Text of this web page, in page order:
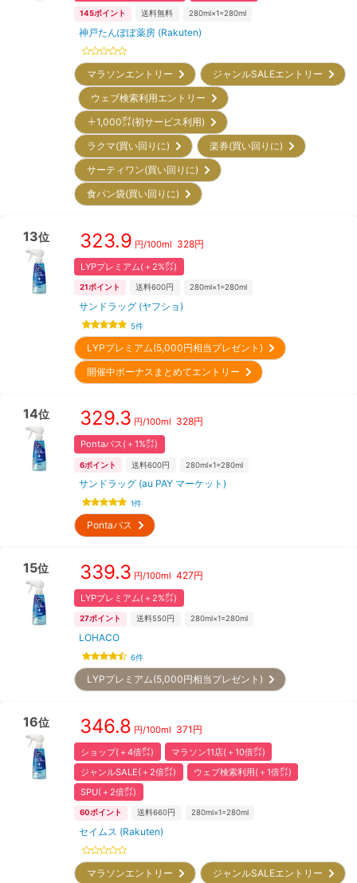
145ポイント 送料無料 280ml×1=280ml
神戸たんぽぽ薬房 (Rakuten)
マラソンエントリー
ジャンルSALEエントリー
ウェブ検索利用エントリー
＋1,000㌽(初サービス利用)
ラクマ(買い回りに)
楽券(買い回りに)
サーティワン(買い回りに)
食パン袋(買い回りに)
13位 323.9 円/100ml 328円
LYPプレミアム(＋2%㌽)
21ポイント 送料600円 280ml×1=280ml
サンドラッグ (ヤフショ)
5件
LYPプレミアム(5,000円相当プレゼント)
開催中ボーナスまとめてエントリー
14位 329.3 円/100ml 328円
Pontaパス(＋1%㌽)
6ポイント 送料600円 280ml×1=280ml
サンドラッグ (au PAY マーケット)
1件
Pontaパス
15位 339.3 円/100ml 427円
LYPプレミアム(＋2%㌽)
27ポイント 送料550円 280ml×1=280ml
LOHACO
6件
LYPプレミアム(5,000円相当プレゼント)
16位 346.8 円/100ml 371 円
ショップ(＋4倍㌽)
マラソン11店(＋10倍㌽)
ジャンルSALE(＋2倍㌽)
ウェブ検索利用(＋1倍㌽)
SPU(＋2倍㌽)
60ポイント 送料660円 280ml×1=280ml
セイムス (Rakuten)
マラソンエントリー
ジャンルSALEエントリー